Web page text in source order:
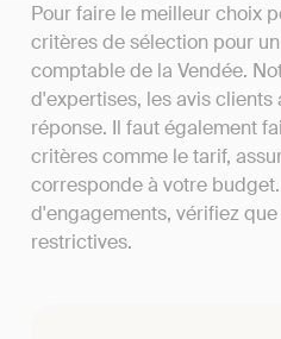
Pour faire le meilleur choix
critères de sélection pour
comptable de la Vendée.
d'expertises, les avis clients
réponse. Il faut également
critères comme le tarif,
corresponde à votre
d'engagements, vérifiez
restrictives.